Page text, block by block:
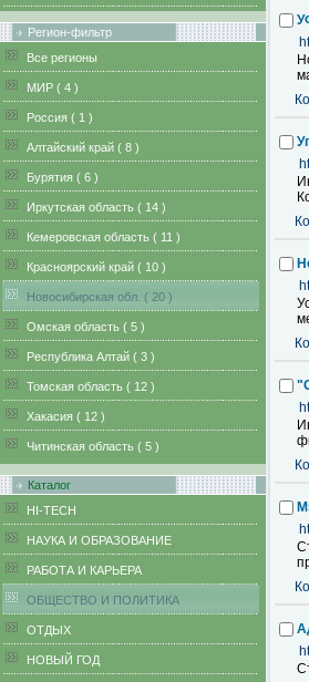
Регион-фильтр
Все регионы
MИР ( 4 )
Pоссия ( 1 )
Алтайский край ( 8 )
Бурятия ( 6 )
Иркутская область ( 14 )
Кемеровская область ( 11 )
Красноярский край ( 10 )
Новосибирская обл. ( 20 )
Омская область ( 5 )
Республика Алтай ( 3 )
Томская область ( 12 )
Хакасия ( 12 )
Читинская область ( 5 )
Каталог
HI-TECH
НАУКА И ОБРАЗОВАНИЕ
РАБОТА И КАРЬЕРА
ОБЩЕСТВО И ПОЛИТИКА
ОТДЫХ
НОВЫЙ ГОД